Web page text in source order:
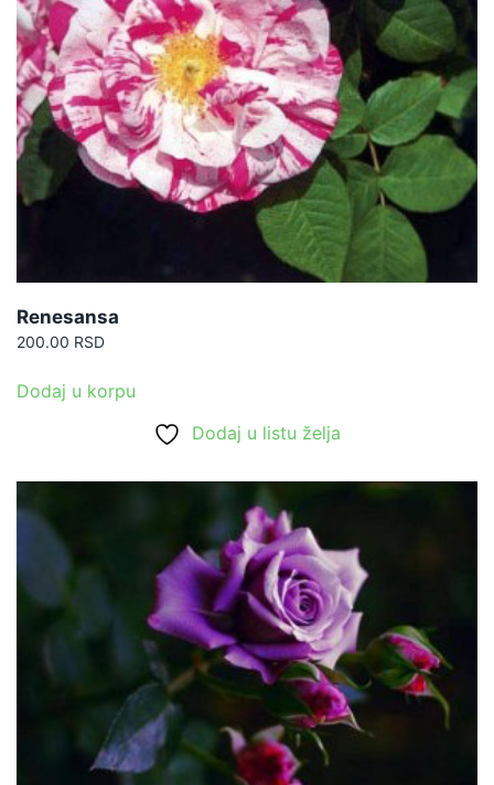
Renesansa
200.00 RSD
Dodaj u korpu
Dodaj u listu želja